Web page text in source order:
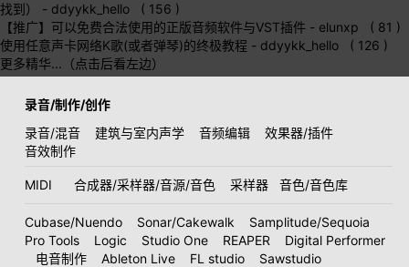
找到）
- ddyykk_hello ( 156 )
【推广】可以免费合法使用的正版音频软件与VST插件 - elunxp ( 81 )
使用任意声卡网络K歌(或者弹琴)的终极教程 - ddyykk_hello ( 126 )
更多精华...（点击后看左边）
录音/制作/创作
录音/混音
建筑与室内声学 音频编辑
效果器/插件
音效制作
MIDI 合成器/采样器/音源/音色 采样器 音色/音色库
Cubase/Nuendo Sonar/Cakewalk
Samplitude/Sequoia
Pro Tools
Logic Studio One REAPER
Digital Performer
电音制作
Ableton Live FL studio
Sawstudio